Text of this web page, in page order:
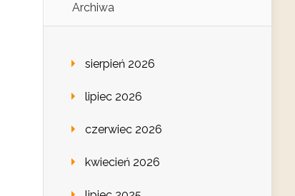
Archiwa
sierpień 2026
lipiec 2026
czerwiec 2026
kwiecień 2026